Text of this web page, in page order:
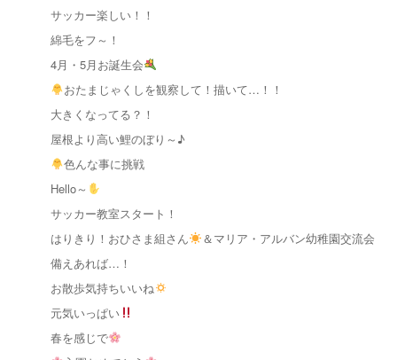
サッカー楽しい！！
綿毛をフ～！
4月・5月お誕生会
おたまじゃくしを観察して！描いて…！！
大きくなってる？！
屋根より高い鯉のぼり～♪
色んな事に挑戦
Hello～
サッカー教室スタート！
はりきり！おひさま組さん
＆マリア・アルバン幼稚園交流会
備えあれば…！
お散歩気持ちいいね
元気いっぱい
春を感じで